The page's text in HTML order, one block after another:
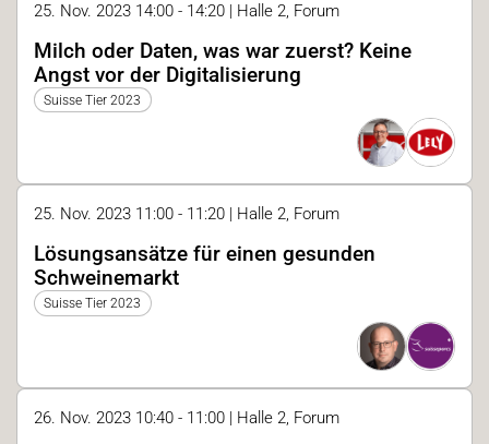
25. Nov. 2023 14:00 - 14:20 | Halle 2, Forum
Milch oder Daten, was war zuerst? Keine
Angst vor der Digitalisierung
Suisse Tier 2023
25. Nov. 2023 11:00 - 11:20 | Halle 2, Forum
Lösungsansätze für einen gesunden
Schweinemarkt
Suisse Tier 2023
26. Nov. 2023 10:40 - 11:00 | Halle 2, Forum